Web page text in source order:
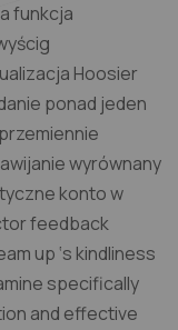
funkcja
Hoosier
ponad jeden
wyrównany
konto w
feedback
up ‘s kindliness
specifically
and effective